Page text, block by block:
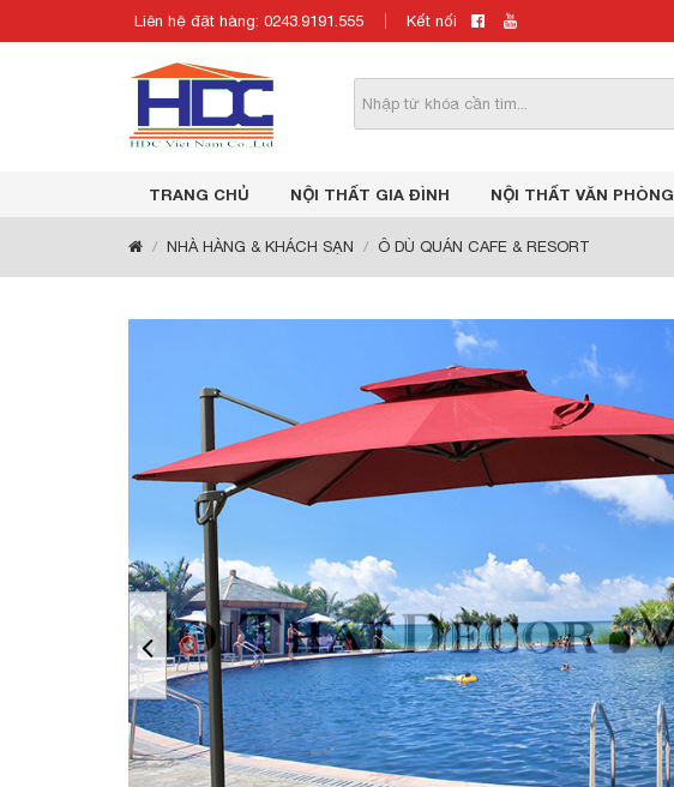
Liên hệ đặt hàng: 0243.9191.555 Kết nối
TRANG CHỦ NỘI THẤT GIA ĐÌNH NỘI THẤT VĂN PHÒNG
NHÀ HÀNG & KHÁCH SẠN Ô DÙ QUÁN CAFE & RESORT